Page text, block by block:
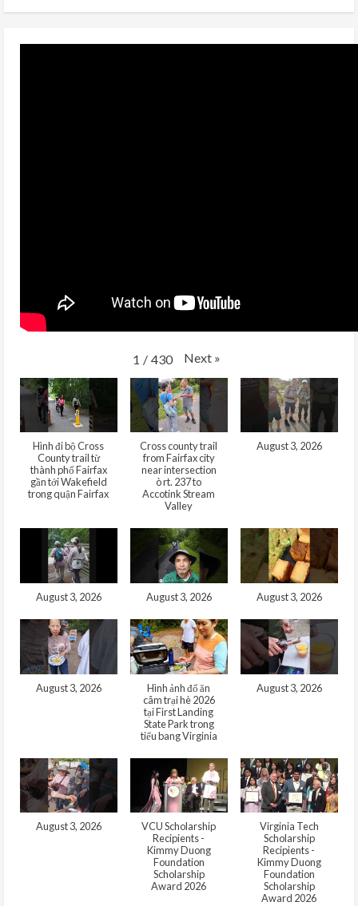
Flav
at
1 / 430 Next »
Hình đi bộ Cross
County trail từ
thành phố Fairfax
gần tới Wakefield
trong quận Fairfax
Cross county trail
from Fairfax city
near intersection
ò rt. 237 to
Accotink Stream
Valley
August 3, 2026
August 3, 2026 August 3, 2026 August 3, 2026
August 3, 2026
Hình ảnh đổ ăn
câm trại hè 2026
tại First Landing
State Park trong
tiểu bang Virginia
August 3, 2026
August 3, 2026
VCU Scholarship
Recipients -
Kimmy Duong
Foundation
Scholarship
Award 2026
Virginia Tech
Scholarship
Recipients -
Kimmy Duong
Foundation
Scholarship
Award 2026